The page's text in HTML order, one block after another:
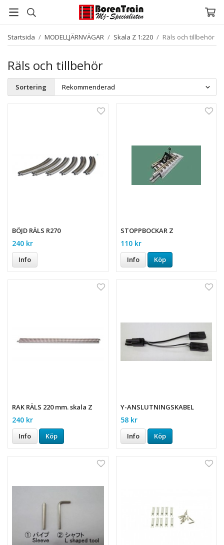
Startsida / MODELLJÄRNVÄGAR / Skala Z 1:220 / Räls och tillbehör
Räls och tillbehör
Sortering
BÖJD RÄLS R270
240 kr
Info
STOPPBOCKAR Z
110 kr
Info Köp
RAK RÄLS 220 mm. skala Z
240 kr
Info Köp
Y-ANSLUTNINGSKABEL
58 kr
Info Köp